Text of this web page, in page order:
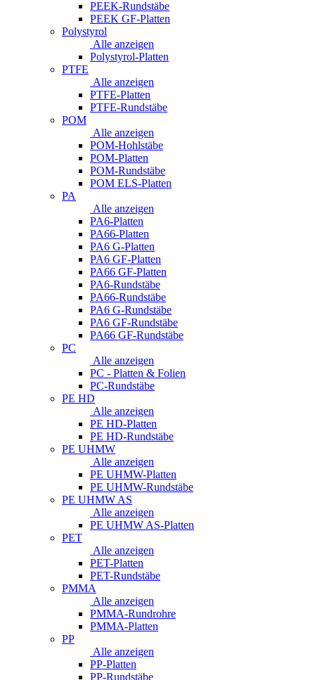
PEEK-Rundstäbe
PEEK GF-Platten
Polystyrol
Alle anzeigen
Polystyrol-Platten
PTFE
Alle anzeigen
PTFE-Platten
PTFE-Rundstäbe
POM
Alle anzeigen
POM-Hohlstäbe
POM-Platten
POM-Rundstäbe
POM ELS-Platten
PA
Alle anzeigen
PA6-Platten
PA66-Platten
PA6 G-Platten
PA6 GF-Platten
PA66 GF-Platten
PA6-Rundstäbe
PA66-Rundstäbe
PA6 G-Rundstäbe
PA6 GF-Rundstäbe
PA66 GF-Rundstäbe
PC
Alle anzeigen
PC - Platten & Folien
PC-Rundstäbe
PE HD
Alle anzeigen
PE HD-Platten
PE HD-Rundstäbe
PE UHMW
Alle anzeigen
PE UHMW-Platten
PE UHMW-Rundstäbe
PE UHMW AS
Alle anzeigen
PE UHMW AS-Platten
PET
Alle anzeigen
PET-Platten
PET-Rundstäbe
PMMA
Alle anzeigen
PMMA-Rundrohre
PMMA-Platten
PP
Alle anzeigen
PP-Platten
PP-Rundstäbe